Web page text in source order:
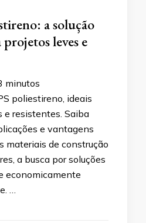
a solução
leves e
minutos
poliestireno, ideais
e resistentes. Saiba
e vantagens
materiais de construção
a busca por soluções
economicamente
…